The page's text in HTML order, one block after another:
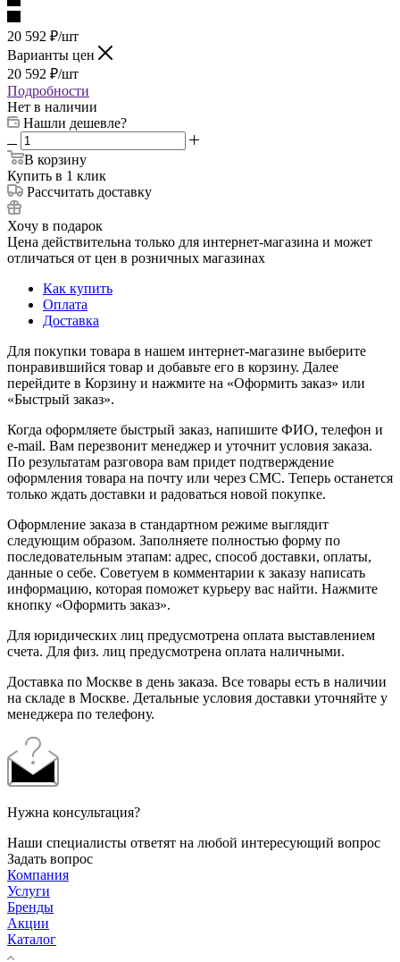
20 592 ₽/шт
Варианты цен
20 592 ₽/шт
Подробности
Нет в наличии
Нашли дешевле?
В корзину
Купить в 1 клик
Рассчитать доставку
Хочу в подарок
Цена действительна только для интернет-магазина и может
отличаться от цен в розничных магазинах
Как купить
Оплата
Доставка
Для покупки товара в нашем интернет-магазине выберите
понравившийся товар и добавьте его в корзину. Далее
перейдите в Корзину и нажмите на «Оформить заказ» или
«Быстрый заказ».
Когда оформляете быстрый заказ, напишите ФИО, телефон и
e-mail. Вам перезвонит менеджер и уточнит условия заказа.
По результатам разговора вам придет подтверждение
оформления товара на почту или через СМС. Теперь останется
только ждать доставки и радоваться новой покупке.
Оформление заказа в стандартном режиме выглядит
следующим образом. Заполняете полностью форму по
последовательным этапам: адрес, способ доставки, оплаты,
данные о себе. Советуем в комментарии к заказу написать
информацию, которая поможет курьеру вас найти. Нажмите
кнопку «Оформить заказ».
Для юридических лиц предусмотрена оплата выставлением
счета. Для физ. лиц предусмотрена оплата наличными.
Доставка по Москве в день заказа. Все товары есть в наличии
на складе в Москве. Детальные условия доставки уточняйте у
менеджера по телефону.
Нужна консультация?
Наши специалисты ответят на любой интересующий вопрос
Задать вопрос
Компания
Услуги
Бренды
Акции
Каталог